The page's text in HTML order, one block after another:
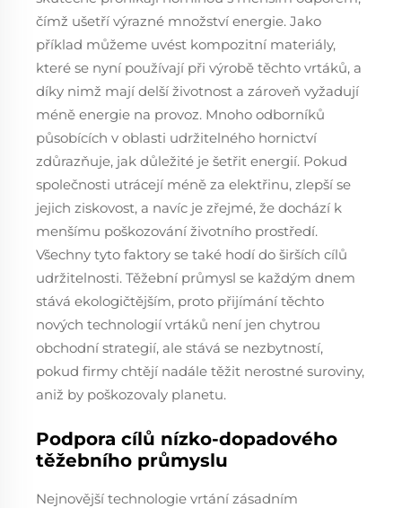
čímž ušetří výrazné množství energie. Jako
příklad můžeme uvést kompozitní materiály,
které se nyní používají při výrobě těchto vrtáků, a
díky nimž mají delší životnost a zároveň vyžadují
méně energie na provoz. Mnoho odborníků
působících v oblasti udržitelného hornictví
zdůrazňuje, jak důležité je šetřit energií. Pokud
společnosti utrácejí méně za elektřinu, zlepší se
jejich ziskovost, a navíc je zřejmé, že dochází k
menšímu poškozování životního prostředí.
Všechny tyto faktory se také hodí do širších cílů
udržitelnosti. Těžební průmysl se každým dnem
stává ekologičtějším, proto přijímání těchto
nových technologií vrtáků není jen chytrou
obchodní strategií, ale stává se nezbytností,
pokud firmy chtějí nadále těžit nerostné suroviny,
aniž by poškozovaly planetu.
Podpora cílů nízko-dopadového
těžebního průmyslu
Nejnovější technologie vrtání zásadním